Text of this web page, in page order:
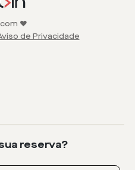
❤️
de Privacidade
reserva?